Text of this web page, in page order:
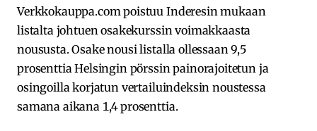
Verkkokauppa.com poistuu Inderesin mukaan
listalta johtuen osakekurssin voimakkaasta
noususta. Osake nousi listalla ollessaan 9,5
prosenttia Helsingin pörssin painorajoitetun ja
osingoilla korjatun vertailuindeksin noustessa
samana aikana 1,4 prosenttia.